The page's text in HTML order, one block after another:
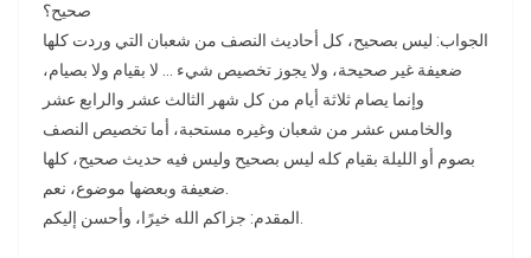
صحيح؟
الجواب: ليس بصحيح، كل أحاديث النصف من شعبان التي وردت كلها
ضعيفة غير صحيحة، ولا يجوز تخصيص شيء … لا بقيام ولا بصيام،
وإنما يصام ثلاثة أيام من كل شهر الثالث عشر والرابع عشر
والخامس عشر من شعبان وغيره مستحبة، أما تخصيص النصف
بصوم أو الليلة بقيام كله ليس بصحيح وليس فيه حديث صحيح، كلها
ضعيفة وبعضها موضوع، نعم.
المقدم: جزاكم الله خيرًا، وأحسن إليكم.